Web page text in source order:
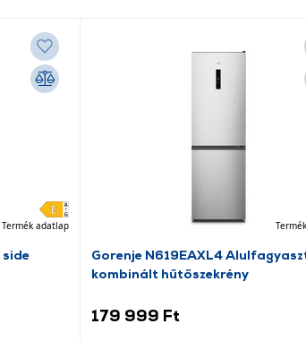
Termék adatlap
side
Gorenje N619EAXL4
kombinált hűtőszekrény
179 999 Ft